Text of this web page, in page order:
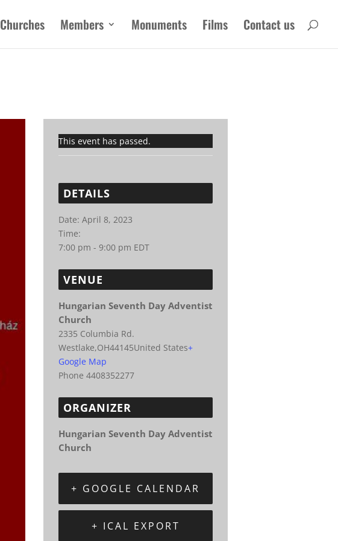
Churches Members Monuments Films Contact us
This event has passed.
DETAILS
Date: April 8, 2023
Time:
7:00 pm - 9:00 pm EDT
VENUE
Hungarian Seventh Day Adventist
Church
2335 Columbia Rd.
Westlake,OH44145United States+
Google Map
Phone 4408352277
ORGANIZER
Hungarian Seventh Day Adventist
Church
+ GOOGLE CALENDAR
+ ICAL EXPORT